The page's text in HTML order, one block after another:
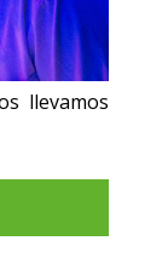
llevamos